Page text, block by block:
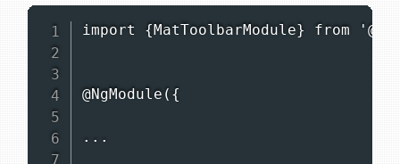
import {MatToolbarModule} from
@NgModule({
...